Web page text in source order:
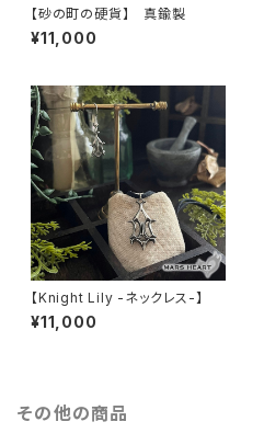
【砂の町の硬貨】 真鍮製
¥11,000
【Knight Lily -ネックレス-】
¥11,000
その他の商品